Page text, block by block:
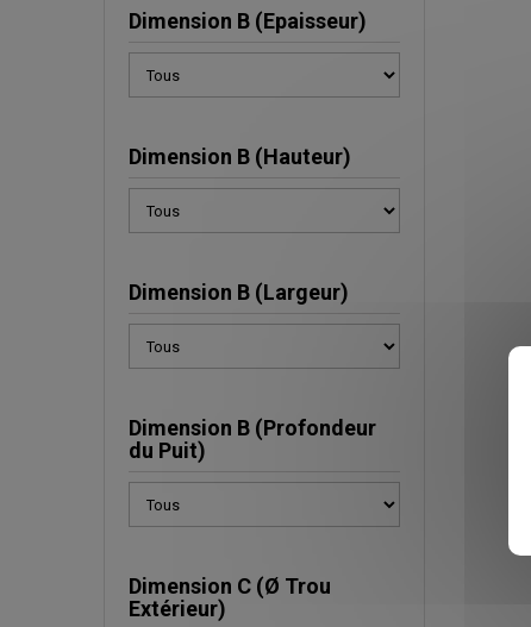
Dimension B (Epaisseur)
Dimension B (Hauteur)
Dimension B (Largeur)
Dimension B (Profondeur
du Puit)
Dimension C (Ø Trou
Extérieur)